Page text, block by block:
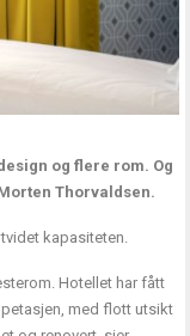
og flere rom. Og
Thorvaldsen.
kapasiteten.
Hotellet har fått
med flott utsikt